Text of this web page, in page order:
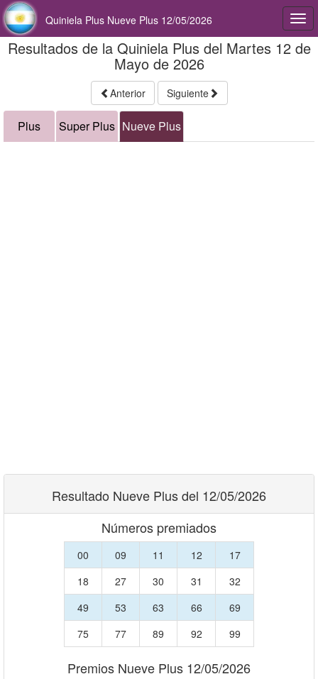
Quiniela Plus Nueve Plus 12/05/2026
Resultados de la Quiniela Plus del Martes 12 de
Mayo de 2026
Anterior Siguiente
Plus Super Plus Nueve Plus
Resultado Nueve Plus del 12/05/2026
Números premiados
00 09 11 12
17
18
27 30 31
32
49
53 63 66
69
75
77 89 92 99
Premios Nueve Plus 12/05/2026